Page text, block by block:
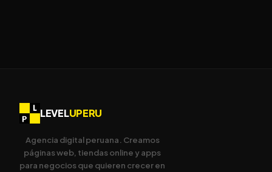
LEVELUPERU
Agencia digital peruana. Creamos
páginas web, tiendas online y apps
para negocios que quieren crecer en